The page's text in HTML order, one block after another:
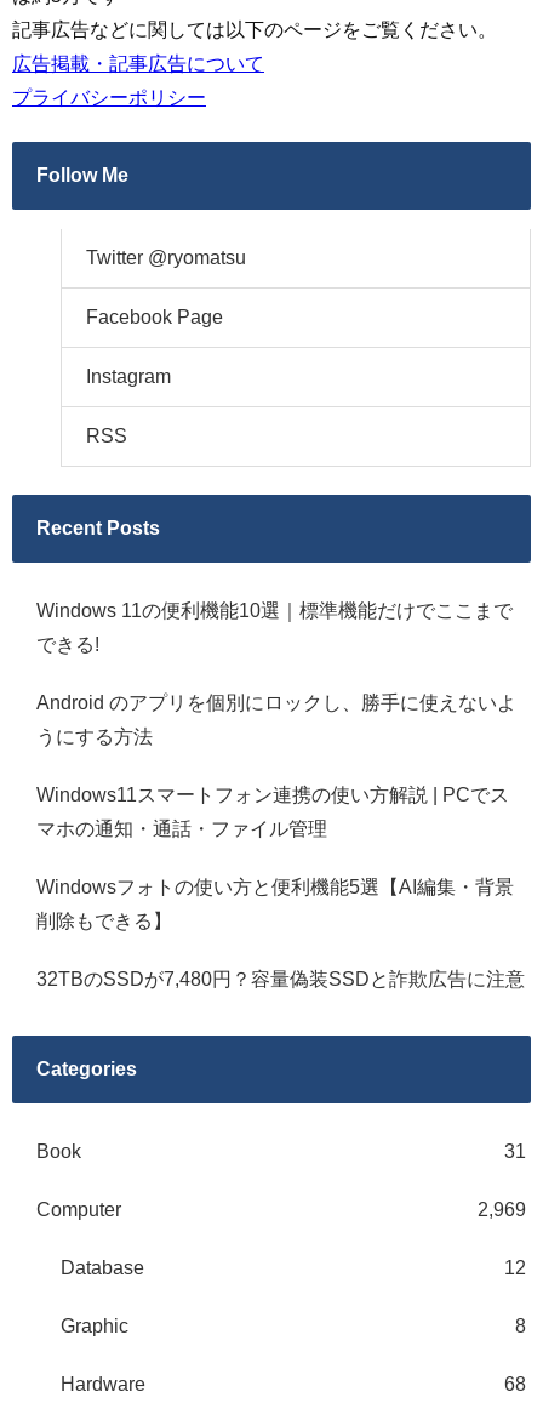
記事広告などに関しては以下のページをご覧ください。
広告掲載・記事広告について
プライバシーポリシー
Follow Me
Twitter @ryomatsu
Facebook Page
Instagram
RSS
Recent Posts
Windows 11の便利機能10選｜標準機能だけでここまで
できる!
Android のアプリを個別にロックし、勝手に使えないよ
うにする方法
Windows11スマートフォン連携の使い方解説 | PCでス
マホの通知・通話・ファイル管理
Windowsフォトの使い方と便利機能5選【AI編集・背景
削除もできる】
32TBのSSDが7,480円？容量偽装SSDと詐欺広告に注意
Categories
Book 31
Computer 2,969
Database 12
Graphic 8
Hardware 68